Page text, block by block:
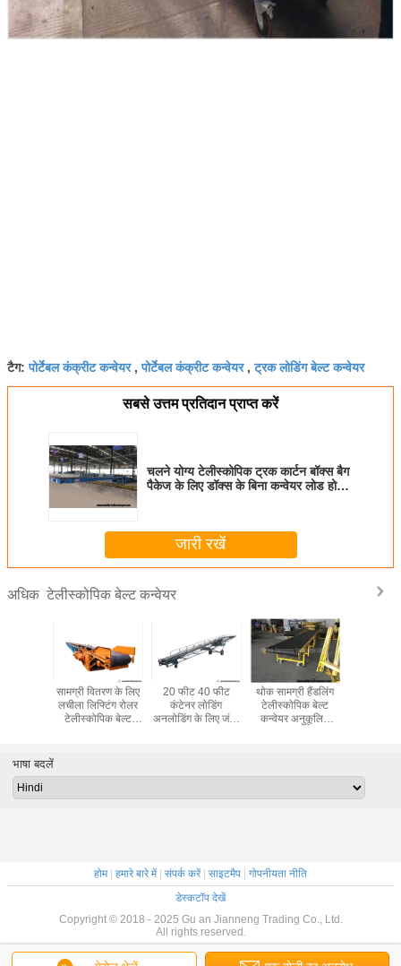
टैग:पोर्टेबल कंक्रीट कन्वेयर,पोर्टेबल कंक्रीट कन्वेयर,ट्रक लोडिंग बेल्ट कन्वेयर
सबसे उत्तम प्रतिदान प्राप्त करें
चलने योग्य टेलीस्कोपिक ट्रक कार्टन बॉक्स बैग
पैकेज के लिए डॉक्स के बिना कन्वेयर लोड हो
जारी रखें
अधिक टेलीस्कोपिक बेल्ट कन्वेयर
सामग्री वितरण के लिए
लचीला लिफ्टिंग रोलर
टेलीस्कोपिक बेल्ट
20 फीट 40 फीट
कंटेनर लोडिंग
अनलोडिंग के लिए जंगम
थोक सामग्री हैंडलिंग
टेलीस्कोपिक बेल्ट
कन्वेयर अनुकूलित
भाषा बदलें
होम| हमारे बारे में| संपर्क करें| साइटमैप | गोपनीयता नीति
डेस्कटॉप देखें
Copyright © 2018 - 2025 Gu an Jianneng Trading Co., Ltd.
All rights reserved.